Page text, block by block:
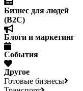
Бизнес для людей
(B2C)
Блоги и маркетинг
События
Другое
Готовые бизнесы